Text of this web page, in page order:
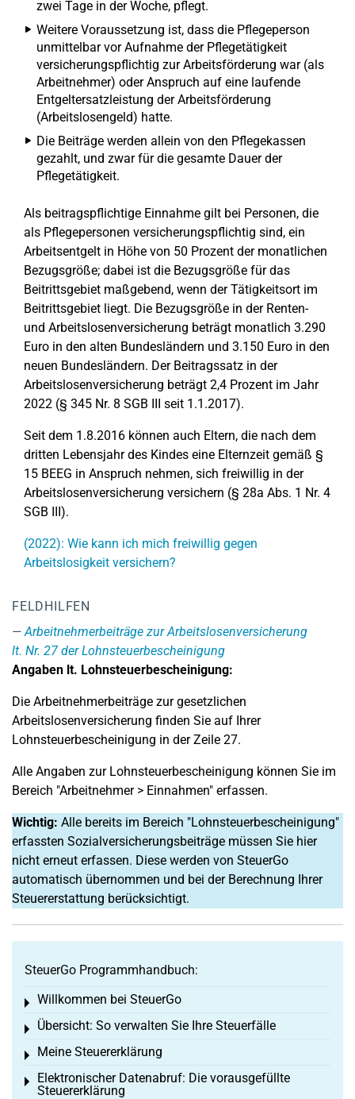
zwei Tage in der Woche, pflegt.
Weitere Voraussetzung ist, dass die Pflegeperson
unmittelbar vor Aufnahme der Pflegetätigkeit
versicherungspflichtig zur Arbeitsförderung war (als
Arbeitnehmer) oder Anspruch auf eine laufende
Entgeltersatzleistung der Arbeitsförderung
(Arbeitslosengeld) hatte.
Die Beiträge werden allein von den Pflegekassen
gezahlt, und zwar für die gesamte Dauer der
Pflegetätigkeit.
Als beitragspflichtige Einnahme gilt bei Personen, die
als Pflegepersonen versicherungspflichtig sind, ein
Arbeitsentgelt in Höhe von 50 Prozent der monatlichen
Bezugsgröße; dabei ist die Bezugsgröße für das
Beitrittsgebiet maßgebend, wenn der Tätigkeitsort im
Beitrittsgebiet liegt. Die Bezugsgröße in der Renten-
und Arbeitslosenversicherung beträgt monatlich 3.290
Euro in den alten Bundesländern und 3.150 Euro in den
neuen Bundesländern. Der Beitragssatz in der
Arbeitslosenversicherung beträgt 2,4 Prozent im Jahr
2022 (§ 345 Nr. 8 SGB III seit 1.1.2017).
Seit dem 1.8.2016 können auch Eltern, die nach dem
dritten Lebensjahr des Kindes eine Elternzeit gemäß §
15 BEEG in Anspruch nehmen, sich freiwillig in der
Arbeitslosenversicherung versichern (§ 28a Abs. 1 Nr. 4
SGB III).
(2022): Wie kann ich mich freiwillig gegen
Arbeitslosigkeit versichern?
FELDHILFEN
Arbeitnehmerbeiträge zur Arbeitslosenversicherung
lt. Nr. 27 der Lohnsteuerbescheinigung
Angaben lt. Lohnsteuerbescheinigung:
Die Arbeitnehmerbeiträge zur gesetzlichen
Arbeitslosenversicherung finden Sie auf Ihrer
Lohnsteuerbescheinigung in der Zeile 27.
Alle Angaben zur Lohnsteuerbescheinigung können Sie im
Bereich "Arbeitnehmer > Einnahmen" erfassen.
Wichtig: Alle bereits im Bereich "Lohnsteuerbescheinigung"
erfassten Sozialversicherungsbeiträge müssen Sie hier
nicht erneut erfassen. Diese werden von SteuerGo
automatisch übernommen und bei der Berechnung Ihrer
Steuererstattung berücksichtigt.
SteuerGo Programmhandbuch:
Willkommen bei SteuerGo
Toggle menu
Übersicht: So verwalten Sie Ihre Steuerfälle
Toggle menu
Meine Steuererklärung
Toggle menu
Elektronischer Datenabruf: Die vorausgefüllte
Steuererklärung
Toggle menu